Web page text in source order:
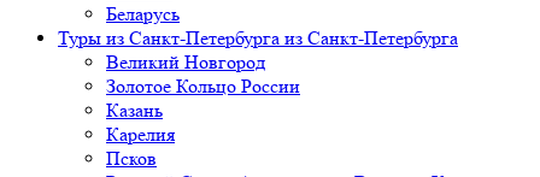
Беларусь
Туры из Санкт-Петербурга из Санкт-Петербурга
Великий Новгород
Золотое Кольцо России
Казань
Карелия
Псков